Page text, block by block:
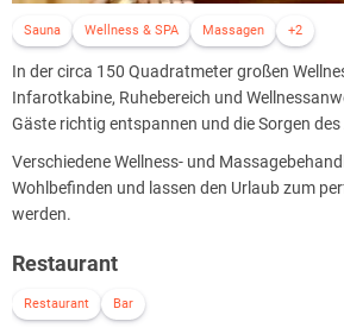
Sauna Wellness & SPA Massagen +2
In der circa 150 Quadratmeter großen
Infarotkabine, Ruhebereich und
Gäste richtig entspannen und die Sorgen
Verschiedene Wellness- und
Wohlbefinden und lassen den Urlaub zum
werden.
Restaurant
Restaurant Bar